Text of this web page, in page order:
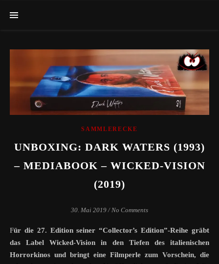
SAMMLERECKE
UNBOXING: DARK WATERS (1993)
– MEDIABOOK – WICKED-VISION
(2019)
30. Mai 2019 / No Comments
Für die 27. Edition seiner “Collector’s Edition”-Reihe gräbt
das Label Wicked-Vision in den Tiefen des italienischen
Horrorkinos und bringt eine Filmperle zum Vorschein, die